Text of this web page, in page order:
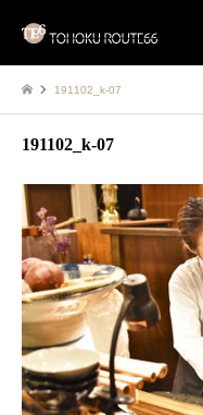
191102_k-07
191102_k-07